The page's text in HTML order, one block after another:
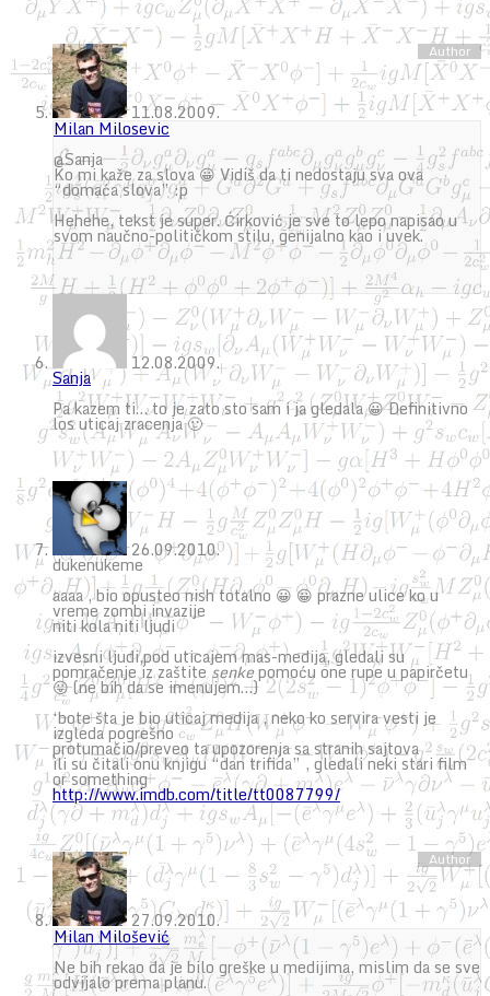
11.08.2009.
Milan Milosevic
@Sanja
Ko mi kaže za slova 😀 Vidiš da ti nedostaju sva ova
“domaća slova” :p
Hehehe, tekst je super. Ćirković je sve to lepo napisao u
svom naučno-političkom stilu, genijalno kao i uvek.
12.08.2009.
Sanja
Pa kazem ti… to je zato sto sam i ja gledala 😀 Definitivno
los uticaj zracenja 🙂
26.09.2010.
dukenukeme
aaaa , bio opusteo nish totalno 😀 😀 prazne ulice ko u
vreme zombi invazije
niti kola niti ljudi
izvesni ljudi,pod uticajem mas-medija, gledali su
pomračenje iz zaštitesenkepomoću one rupe u papirčetu
😛 (ne bih da se imenujem…)
‘bote šta je bio uticaj medija , neko ko servira vesti je
izgleda pogrešno
protumačio/preveo ta upozorenja sa stranih sajtova
ili su čitali onu knjigu “dan trifida” , gledali neki stari film
or something
http://www.imdb.com/title/tt0087799/
27.09.2010.
Milan Milošević
Ne bih rekao da je bilo greške u medijima, mislim da se sve
odvijalo prema planu.